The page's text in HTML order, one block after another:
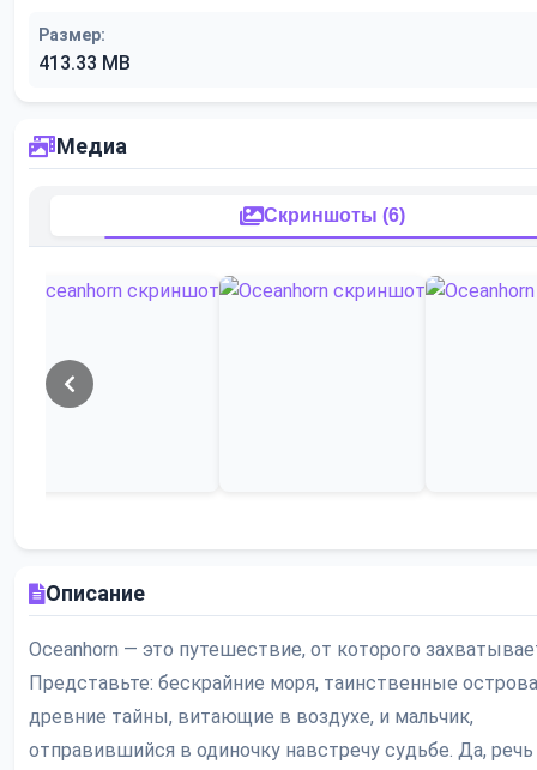
Размер:
413.33 MB
Медиа
Скриншоты (6)
Описание
Oceanhorn — это путешествие, от которого
Представьте: бескрайние моря, таинственные
древние тайны, витающие в воздухе, и мальчик,
отправившийся в одиночку навстречу судьбе. Да,